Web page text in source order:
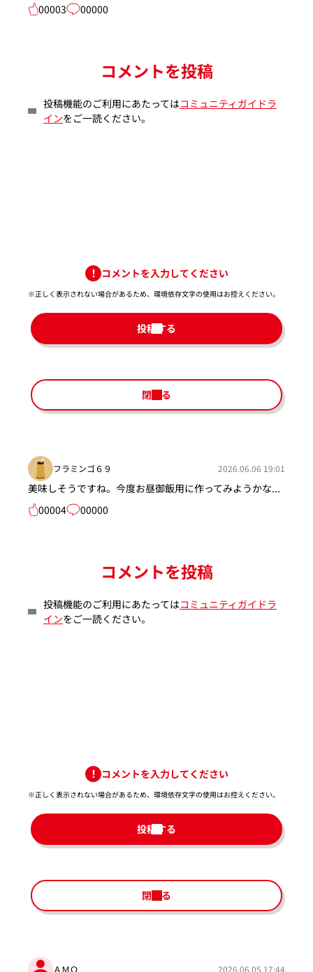
00003
00000
コメントを投稿
投稿機能のご利用にあたってはコミュニティガイドラ
インをご一読ください。
コメントを入力してください
※正しく表示されない場合があるため、環境依存文字の使用はお控えください。​
投稿する
閉じる
フラミンゴ６９ 2026.06.06 19:01
美味しそうですね。今度お昼御飯用に作ってみようかな...
00004
00000
コメントを投稿
投稿機能のご利用にあたってはコミュニティガイドラ
インをご一読ください。
コメントを入力してください
※正しく表示されない場合があるため、環境依存文字の使用はお控えください。​
投稿する
閉じる
ＡＭＯ 2026.06.05 17:44